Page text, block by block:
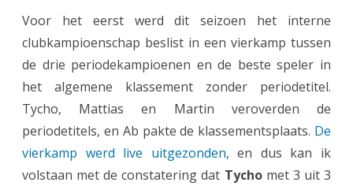
2
2
-
Voor het eerst werd dit seizoen het interne
clubkampioenschap beslist in een vierkamp tussen
de drie periodekampioenen en de beste speler in
het algemene klassement zonder periodetitel.
Tycho, Mattias en Martin veroverden de
periodetitels, en Ab pakte de klassementsplaats. De
vierkamp werd live uitgezonden, en dus kan ik
volstaan met de constatering dat Tychomet 3 uit 3